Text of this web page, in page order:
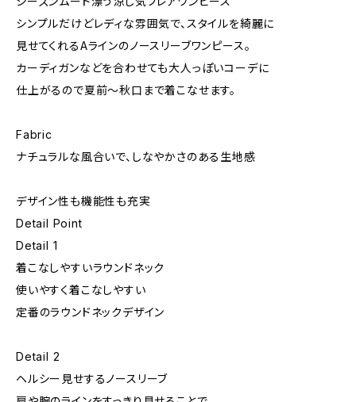
シンプルだけどレディな雰囲気で、スタイルを綺麗に
見せてくれるAラインのノースリーブワンピース。
カーディガンなどを合わせても大人っぽいコーデに
仕上がるので夏前〜秋口まで着こなせます。
Fabric
ナチュラルな風合いで、しなやかさのある生地感
デザイン性も機能性も充実
Detail Point
Detail 1
着こなしやすいラウンドネック
使いやすく着こなしやすい
定番のラウンドネックデザイン
Detail 2
ヘルシー見せするノースリーブ